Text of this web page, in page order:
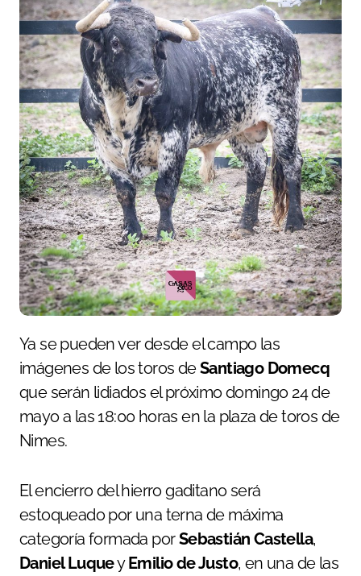
Ya se pueden ver desde el campo las
imágenes de los toros deSantiago Domecq
que serán lidiados el próximo domingo 24 de
mayo a las 18:00 horas en la plaza de toros de
Nimes.
El encierro del hierro gaditano será
estoqueado por una terna de máxima
categoría formada porSebastián Castella,
Daniel LuqueyEmilio de Justo, en una de las